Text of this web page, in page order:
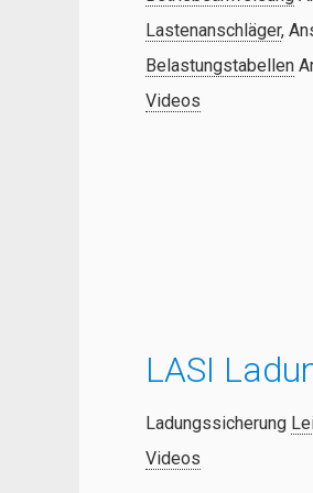
Lastenanschläger,
Belastungstabellen
Videos
LASI
Ladungssicherung
Videos